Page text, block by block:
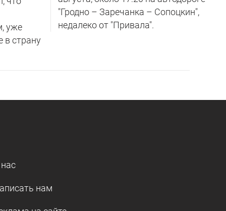
уже
в страну
"Гродно – Заречанка – Сопоцкин",
недалеко от "Привала".
нам